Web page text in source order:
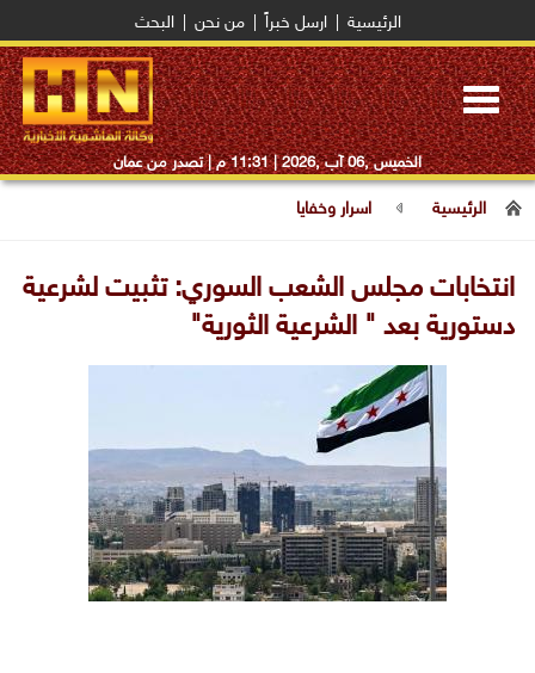
الرئيسية ارسل خبراً من نحن البحث
Toggle
navigation
الخميس ,06 آب ,2026 | 11:31 م | تصدر من عمان
الرئيسية اسرار وخفايا
انتخابات مجلس الشعب السوري: تثبيت لشرعية
دستورية بعد " الشرعية الثورية"